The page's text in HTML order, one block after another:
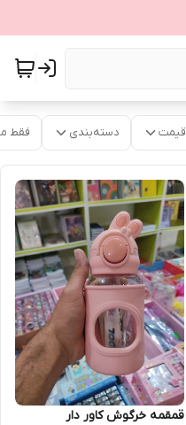
قیمت دسته‌بندی فقط
قمقمه خرگوش کاور دار